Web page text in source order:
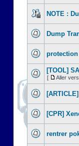
NOTE :
Dump
[TOOL]
[ Aller
[CPR]
rentrer